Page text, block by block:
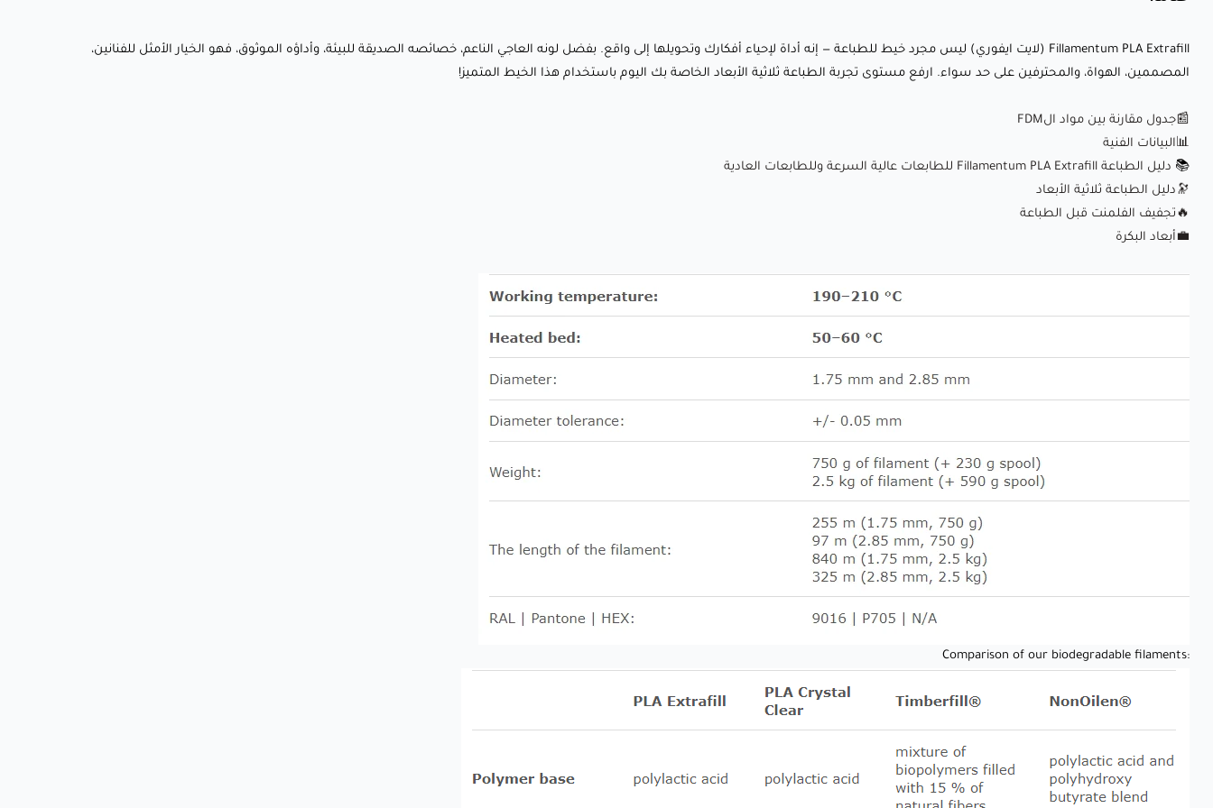
احترافي وأنيق.
🎁 ديكور وهدايا شخصية: أنشئ قطعًا فريدة وغير قابلة للنسيان
والأجزاء التي تتطلب تشطيبًا غير لامع ومتقن.
✅ لون متعدد الاستخدامات وكلاسيكي: درجة اللون العاجي الفاتح
تضمن أن تكون طباعتك مناسبة لمجموعة واسعة من التطبيقات.
✅ أداء خالي من المتاعب: تغذية سلسة، لا انسدادات، وبكرات خالية
من التشابك تجعل عملية الطباعة سهلة ومريحة.
✅ دقة وموثوقية: مع تفاوت قطر ± 0.03 ملم، يمكنك توقع نتائج
Fillamentum PLA Extrafill (لايت ايفوري) ليس مجرد خيط للطباعة
الناعم، خصائصه الصديقة للبيئة، وأداؤه الموثوق، فهو الخيار الأمثل
للفنانين، المصممين، الهواة، والمحترفين على حد سواء. ارفع
مستوى تجربة الطباعة ثلاثية الأبعاد الخاصة بك اليوم باستخدام
Fillamentum PLA Extrafill (لايت ايفوري) ليس مجرد خيط للطباعة — إنه أداة لإحياء أفكارك وتحويلها إلى واقع. بفضل لونه العاجي الناعم، خصائصه الصديقة للبيئة، وأداؤه الموثوق، فهو الخيار الأمثل للفنانين،
المصممين، الهواة، والمحترفين على حد سواء. ارفع مستوى تجربة الطباعة ثلاثية الأبعاد الخاصة بك اليوم باستخدام هذا الخيط المتميز!
📰جدول مقارنة بين مواد الFDM
📊البيانات الفنية
📚 دليل الطباعة Fillamentum PLA Extrafill للطابعات عالية السرعة وللطابعات العادية
🔭دليل الطباعة ثلاثية الأبعاد
🔥 تجفيف الفلمنت قبل الطباعة
💼أبعاد البكرة
:Comparison of our biodegradable filaments